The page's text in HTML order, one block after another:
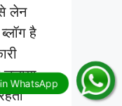
लेन
है